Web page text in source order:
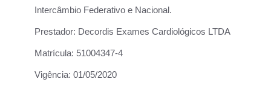
Intercâmbio Federativo e Nacional.
Prestador: Decordis Exames Cardiológicos LTDA
Matrícula: 51004347-4
Vigência: 01/05/2020